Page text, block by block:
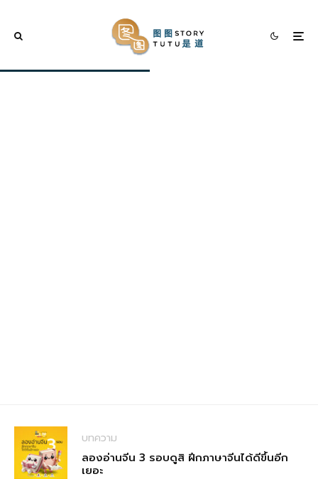
บทความ
ลองอ่านจีน 3 รอบดูสิ ฝึกภาษาจีนได้ดีขึ้นอีก
เยอะ